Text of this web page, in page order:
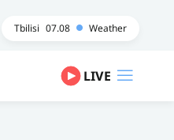
Tbilisi 07.08 Weather
LIVE